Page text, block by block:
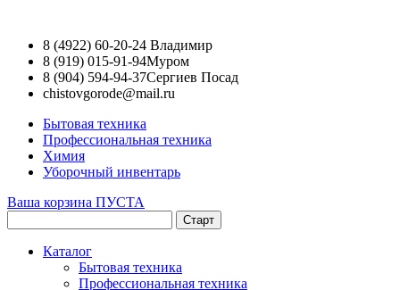
8 (4922) 60-20-24 Владимир
8 (919) 015-91-94Муром
8 (904) 594-94-37Сергиев Посад
chistovgorode@mail.ru
Бытовая техника
Профессиональная техника
Химия
Уборочный инвентарь
Ваша корзина ПУСТА
Каталог
Бытовая техника
Профессиональная техника